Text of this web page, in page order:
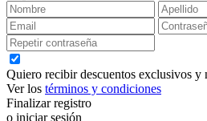
Quiero recibir descuentos exclusivos y
Ver los términos y condiciones
Finalizar registro
o iniciar sesión